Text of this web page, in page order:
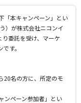
「本キャンペーン」とい
）が株式会社ニコンイ
委託を受け、マーケ
す。
20名の方に、所定のモ
ンペーン参加者」とい